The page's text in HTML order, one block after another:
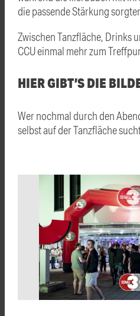
die passende Stärkung
Zwischen Tanzfläche, Drinks
CCU einmal mehr zum
HIER GIBT’S DIE
Wer nochmal durch den
selbst auf der Tanzfläche